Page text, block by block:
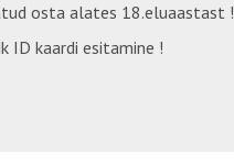
osta alates 18.eluaastast !
ID kaardi esitamine !